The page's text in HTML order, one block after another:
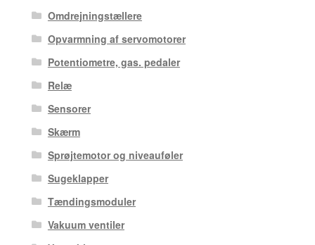
Omdrejningstællere
Opvarmning af servomotorer
Potentiometre, gas. pedaler
Relæ
Sensorer
Skærm
Sprøjtemotor og niveauføler
Sugeklapper
Tændingsmoduler
Vakuum ventiler